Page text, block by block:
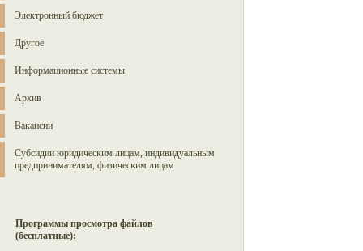
Электронный бюджет
Другое
Информационные системы
Архив
Вакансии
Субсидии юридическим лицам, индивидуальным
предпринимателям, физическим лицам
Программы просмотра файлов
(бесплатные):